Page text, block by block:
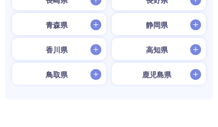
青森県 静岡県
香川県 高知県
鳥取県 鹿児島県